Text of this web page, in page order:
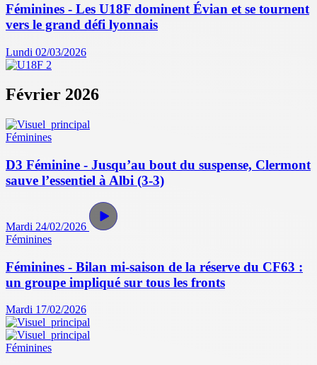
Féminines - Les U18F dominent Évian et se tournent
vers le grand défi lyonnais
Lundi 02/03/2026
Février 2026
Féminines
D3 Féminine - Jusqu’au bout du suspense, Clermont
sauve l’essentiel à Albi (3-3)
Mardi 24/02/2026
Féminines
Féminines - Bilan mi-saison de la réserve du CF63 :
un groupe impliqué sur tous les fronts
Mardi 17/02/2026
Féminines